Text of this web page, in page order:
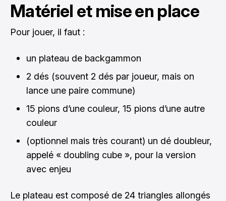
Matériel et mise en place
Pour jouer, il faut :
un plateau de backgammon
2 dés (souvent 2 dés par joueur, mais on
lance une paire commune)
15 pions d’une couleur, 15 pions d’une autre
couleur
(optionnel mais très courant) un dé doubleur,
appelé « doubling cube », pour la version
avec enjeu
Le plateau est composé de 24 triangles allongés